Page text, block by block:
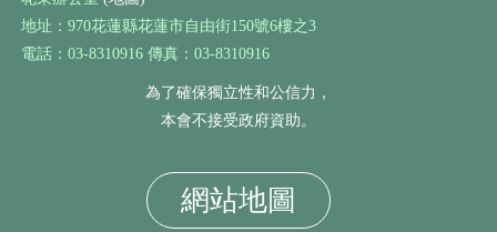
地址：970花蓮縣花蓮市自由街150號6樓之3
電話：03-8310916 傳真：03-8310916
為了確保獨立性和公信力，
本會不接受政府資助。
網站地圖